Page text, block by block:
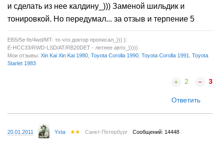
и сделать из нее калдину_))) Заменой шильдик и
тонировкой. Но передумал... за отзыв и терпение 5
El55/5e-fe/4wd/MT- то что доктор прописал_))) ):
E-HCC33/RWD-LSD/AT/RB20DET - летнее авто_)))))
Мои отзывы: Xin Kai Xin Kai 1980 Toyota Corolla 1990 Toyota Corolla 1991
Toyota
Starlet 1983
2 3
Ответить
20.01.2011 Yxta Санкт-Петербург Сообщений: 14448